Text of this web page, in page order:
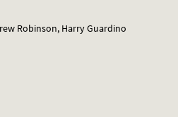
Robinson, Harry Guardino